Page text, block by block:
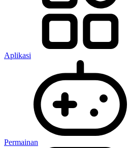
Aplikasi
Permainan